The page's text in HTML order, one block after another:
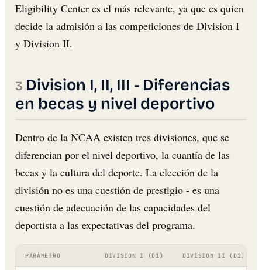
Eligibility Center es el más relevante, ya que es quien
decide la admisión a las competiciones de Division I
y Division II.
Division I, II, III - Diferencias
en becas y nivel deportivo
Dentro de la NCAA existen tres divisiones, que se
diferencian por el nivel deportivo, la cuantía de las
becas y la cultura del deporte. La elección de la
división no es una cuestión de prestigio - es una
cuestión de adecuación de las capacidades del
deportista a las expectativas del programa.
PARÁMETRO DIVISION I (D1) DIVISION II (D2)